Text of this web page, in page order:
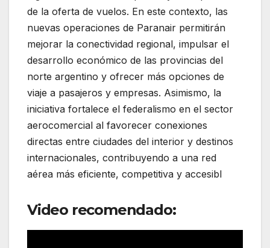
de la oferta de vuelos. En este contexto, las
nuevas operaciones de Paranair permitirán
mejorar la conectividad regional, impulsar el
desarrollo económico de las provincias del
norte argentino y ofrecer más opciones de
viaje a pasajeros y empresas. Asimismo, la
iniciativa fortalece el federalismo en el sector
aerocomercial al favorecer conexiones
directas entre ciudades del interior y destinos
internacionales, contribuyendo a una red
aérea más eficiente, competitiva y accesibl
Video recomendado: